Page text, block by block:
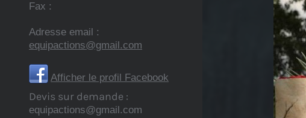
Fax :
Adresse email :
equipactions@gmail.com
Afficher le profil Facebook
Devis sur demande :
equipactions@gmail.com